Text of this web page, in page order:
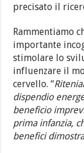
precisato il
Rammentiamo
importante
stimolare lo
influenzare il
cervello. “
dispendio
beneficio
prima infanzia,
benefici